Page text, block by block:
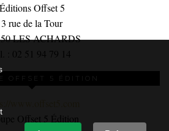
Éditions Offset 5
3 rue de la Tour
LES ACHARDS
: 02 51 94 79 14
OFFSET 5 ÉDITION
www.offset5.com
Offset 5 Édition